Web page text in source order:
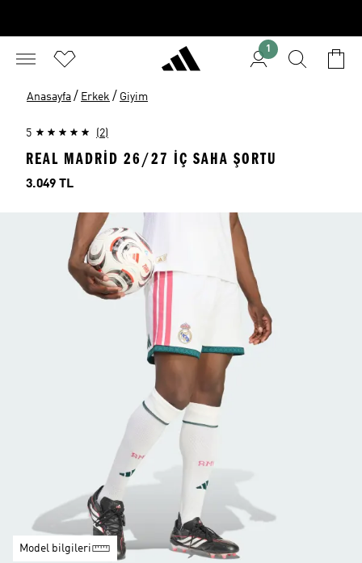
1
Anasayfa / Erkek / Giyim
5 (2)
REAL MADRID 26/27 İÇ SAHA ŞORTU
Fiyat
3.049 TL
Model bilgileri